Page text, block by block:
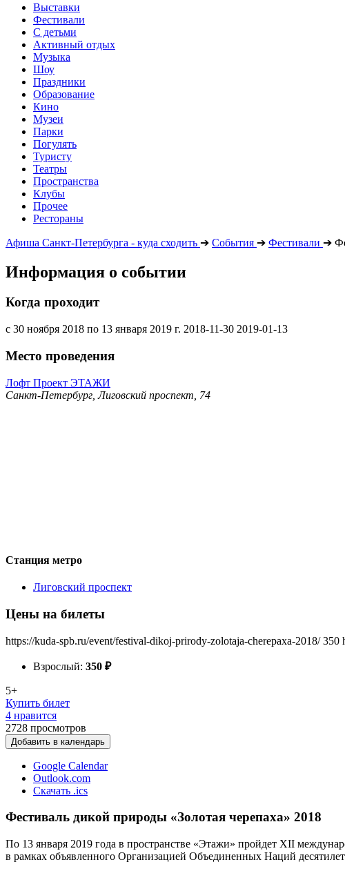
Выставки
Фестивали
С детьми
Активный отдых
Музыка
Шоу
Праздники
Образование
Кино
Музеи
Парки
Погулять
Туристу
Театры
Пространства
Клубы
Прочее
Рестораны
Афиша Санкт-Петербурга - куда сходить ➔ События ➔ Фестивали ➔
Информация о событии
Когда проходит
с 30 ноября 2018 по 13 января 2019 г. 2018-11-30 2019-01-13
Место проведения
Лофт Проект ЭТАЖИ
Санкт-Петербург, Лиговский проспект, 74
Станция метро
Лиговский проспект
Цены на билеты
https://kuda-spb.ru/event/festival-dikoj-prirody-zolotaja-cherepaxa-2018/ 350
Взрослый: 350 ₽
5+
Купить билет
4 нравится
2728 просмотров
Добавить в календарь
Google Calendar
Outlook.com
Скачать .ics
Фестиваль дикой природы «Золотая черепаха» 2018
По 13 января 2019 года в пространстве «Этажи» пройдет ХII
в рамках объявленного Организацией Объединенных Наций